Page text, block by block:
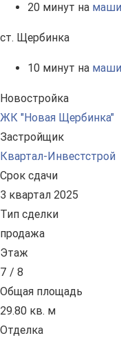
20 минут на
ст. Щербинка
10 минут на
Новостройка
ЖК "Новая Щербинка"
Застройщик
Квартал-Инвестстрой
Срок сдачи
3 квартал 2025
Тип сделки
продажа
Этаж
7 / 8
Общая площадь
29.80 кв. м
Отделка